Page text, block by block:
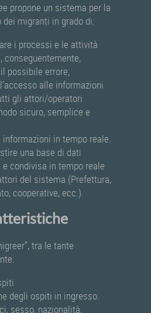
propone un sistema per la
migranti in grado di:
i processi e le attività
conseguentemente,
possibile errore;
alle informazioni
gli attori/operatori
sicuro, semplice e
informazioni in tempo reale.
una base di dati
condivisa in tempo reale
del sistema (Prefettura,
cooperative, ecc.)
tra le tante
degli ospiti in ingresso:
sesso, nazionalità,